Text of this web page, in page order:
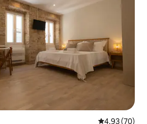
평점 4.93점(5
4.93 (70)